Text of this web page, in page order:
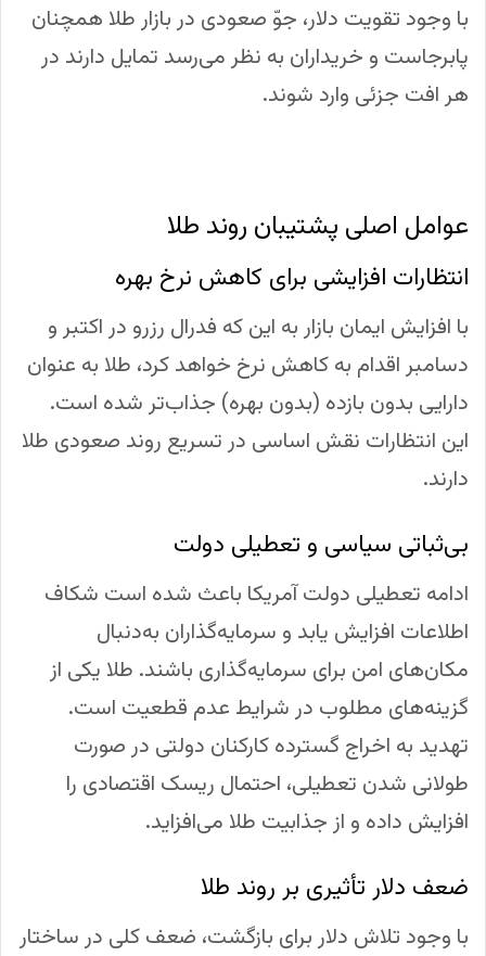
با وجود تقویت دلار، جوّ صعودی در بازار طلا همچنان
پابرجاست و خریداران به نظر می‌رسد تمایل دارند در
هر افت جزئی وارد شوند.
عوامل اصلی پشتیبان روند طلا
انتظارات افزایشی برای کاهش نرخ بهره
با افزایش ایمان بازار به این که فدرال رزرو در اکتبر و
دسامبر اقدام به کاهش نرخ خواهد کرد، طلا به عنوان
دارایی بدون بازده (بدون بهره) جذاب‌تر شده است.
این انتظارات نقش اساسی در تسریع روند صعودی طلا
دارند.
بی‌ثباتی سیاسی و تعطیلی دولت
ادامه تعطیلی دولت آمریکا باعث شده است شکاف
اطلاعات افزایش یابد و سرمایه‌گذاران به‌دنبال
مکان‌های امن برای سرمایه‌گذاری باشند. طلا یکی از
گزینه‌های مطلوب در شرایط عدم قطعیت است.
تهدید به اخراج گسترده کارکنان دولتی در صورت
طولانی شدن تعطیلی، احتمال ریسک اقتصادی را
افزایش داده و از جذابیت طلا می‌افزاید.
ضعف دلار تأثیری بر روند طلا
با وجود تلاش دلار برای بازگشت، ضعف کلی در ساختار